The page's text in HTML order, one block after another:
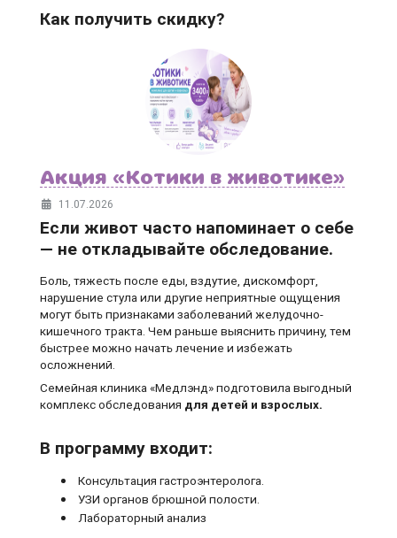
Как получить скидку?
Акция «Котики в животике»
11.07.2026
Если живот часто напоминает о себе
— не откладывайте обследование.
Боль, тяжесть после еды, вздутие, дискомфорт,
нарушение стула или другие неприятные ощущения
могут быть признаками заболеваний желудочно-
кишечного тракта. Чем раньше выяснить причину, тем
быстрее можно начать лечение и избежать
осложнений.
Семейная клиника «Медлэнд» подготовила выгодный
комплекс обследования для детей и взрослых.
В программу входит:
Консультация гастроэнтеролога.
УЗИ органов брюшной полости.
Лабораторный анализ